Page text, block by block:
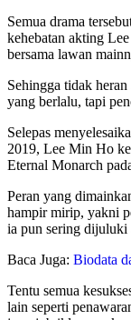
Semua drama
kehebatan akting
bersama lawan
Sehingga tidak
yang berlalu, tapi
Selepas
2019, Lee Min Ho
Eternal Monarch
Peran yang
hampir mirip, yakni
ia pun sering dijuluki
Baca Juga: Biodata
Tentu semua
lain seperti